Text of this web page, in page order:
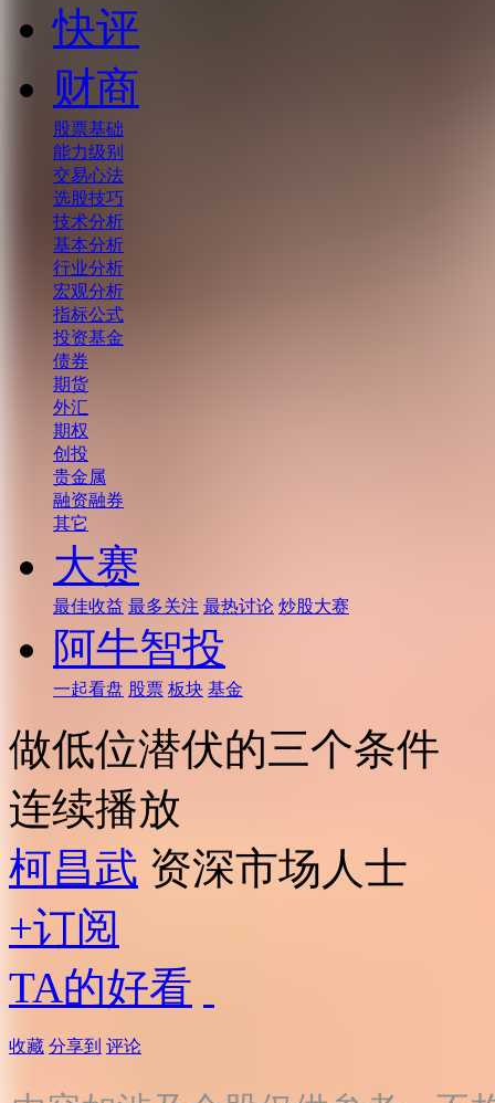
快评
财商
股票基础
能力级别
交易心法
选股技巧
技术分析
基本分析
行业分析
宏观分析
指标公式
投资基金
债券
期货
外汇
期权
创投
贵金属
融资融券
其它
大赛
最佳收益 最多关注 最热讨论 炒股大赛
阿牛智投
一起看盘 股票 板块 基金
做低位潜伏的三个条件
连续播放
柯昌武 资深市场人士
+订阅
TA的好看
收藏 分享到 评论